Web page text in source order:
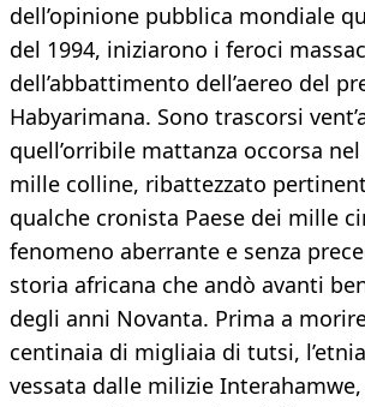
dell’opinione pubblica mondiale
del 1994, iniziarono i feroci
dell’abbattimento dell’aereo del
Habyarimana. Sono trascorsi
quell’orribile mattanza occorsa
mille colline, ribattezzato
qualche cronista Paese dei mille
fenomeno aberrante e senza
storia africana che andò avanti
degli anni Novanta. Prima a
centinaia di migliaia di tutsi,
vessata dalle milizie